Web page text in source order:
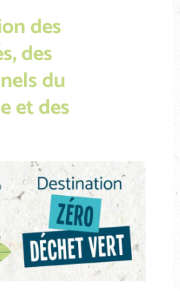
des
des
du
et des